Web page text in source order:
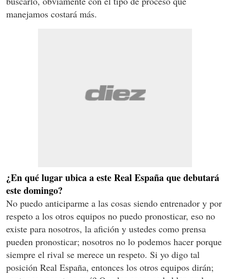
manejamos costará más.
¿En qué lugar ubica a este Real España que debutará
este domingo?
No puedo anticiparme a las cosas siendo entrenador y por
respeto a los otros equipos no puedo pronosticar, eso no
existe para nosotros, la afición y ustedes como prensa
pueden pronosticar; nosotros no lo podemos hacer porque
siempre el rival se merece un respeto. Si yo digo tal
posición Real España, entonces los otros equipos dirán;